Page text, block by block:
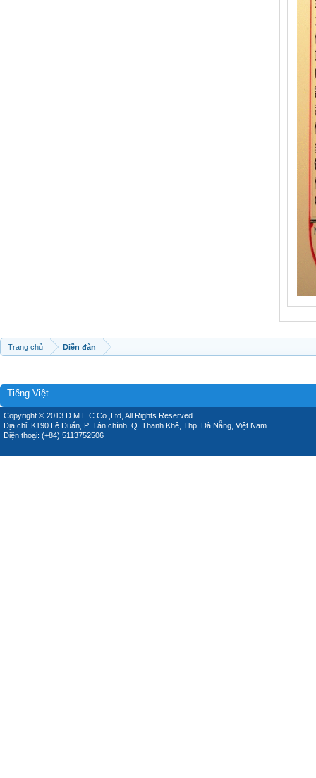
Trang chủ Diễn đàn
Tiếng Việt
Copyright © 2013 D.M.E.C Co.,Ltd, All Rights Reserved.
Địa chỉ: K190 Lê Duẩn, P. Tân chính, Q. Thanh Khê, Thp. Đà Nẵng, Việt Nam.
Điện thoại: (+84) 5113752506